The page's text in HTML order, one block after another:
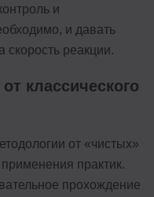
и
и давать
скорость реакции.
классического
от «чистых»
практик.
прохождение